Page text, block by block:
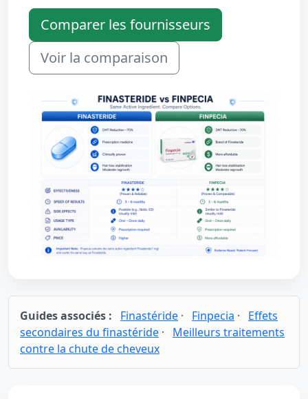
Comparer les fournisseurs
Voir la comparaison
Guides associés : Finastéride · Finpecia ·
Effets
secondaires du finastéride ·
Meilleurs traitements
contre la chute de cheveux